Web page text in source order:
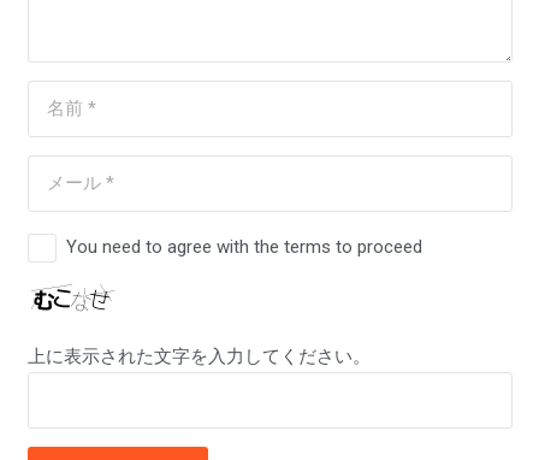
You need to agree with the terms to proceed
上に表示された文字を入力してください。